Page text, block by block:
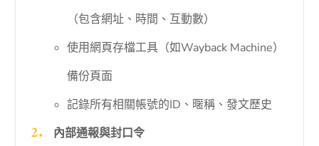
（包含網址、時間、互動數）
使用網頁存檔工具（如Wayback Machine）
備份頁面
記錄所有相關帳號的ID、暱稱、發文歷史
內部通報與封口令